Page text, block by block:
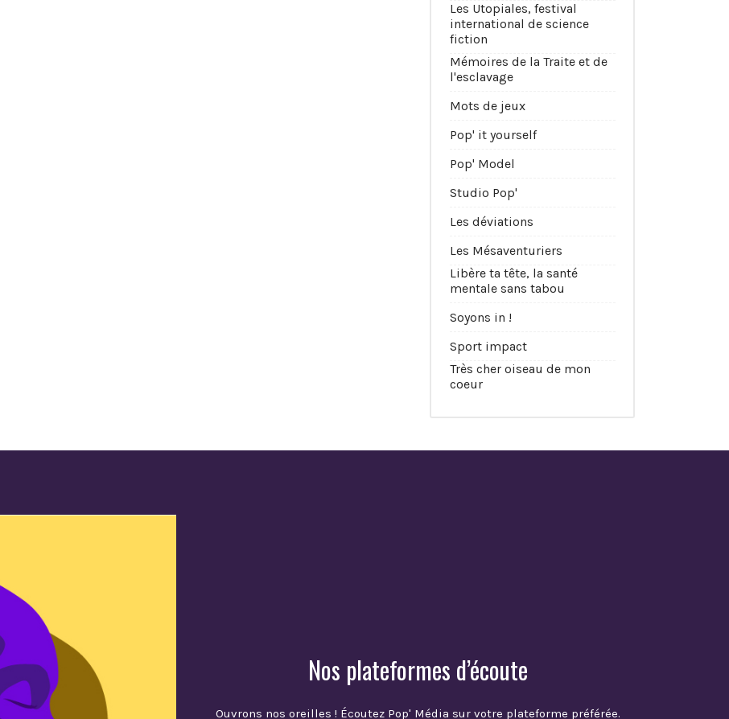
Les Utopiales, festival
international de science
fiction
Mémoires de la Traite et de
l'esclavage
Mots de jeux
Pop' it yourself
Pop' Model
Studio Pop'
Les déviations
Les Mésaventuriers
Libère ta tête, la santé
mentale sans tabou
Soyons in !
Sport impact
Très cher oiseau de mon
coeur
Nos plateformes d’écoute
Ouvrons nos oreilles ! Écoutez Pop' Média sur votre plateforme préférée.